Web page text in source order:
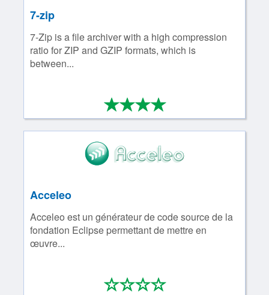
7-zip
7-Zip is a file archiver with a high compression
ratio for ZIP and GZIP formats, which is
between...
****
4/4
Acceleo
Acceleo est un générateur de code source de la
fondation Eclipse permettant de mettre en
œuvre...
****
0/4